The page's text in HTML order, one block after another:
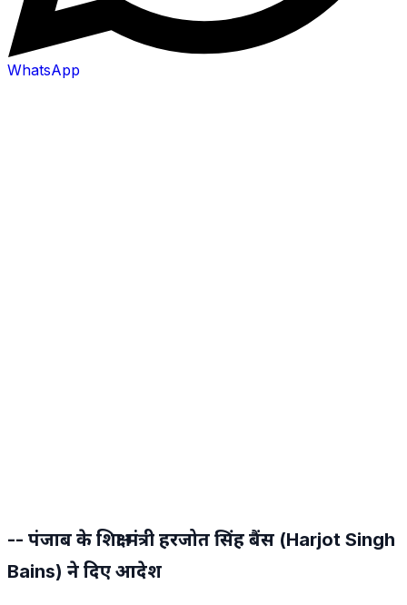
WhatsApp
-- पंजाब के शिक्षा मंत्री हरजोत सिंह बैंस (Harjot Singh
Bains) ने दिए आदेश